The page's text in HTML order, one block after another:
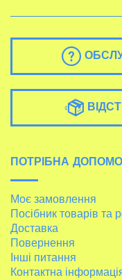
ПОТРІБНА
Моє замовлення
Посібник товарів та
Доставка
Повернення
Інші питання
Контактна